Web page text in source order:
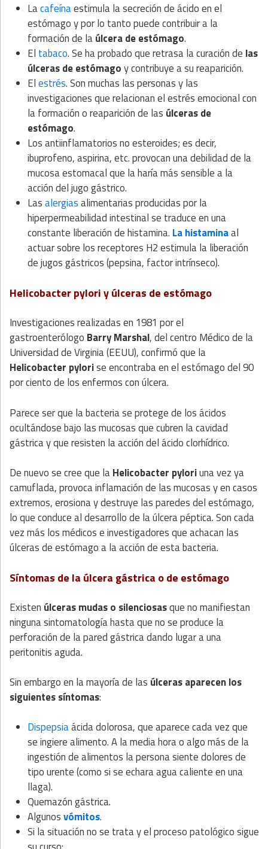
Lacafeínaestimula la secreción de ácido en el
estómago y por lo tanto puede contribuir a la
formación de laúlcera de estómago.
El tabaco. Se ha probado que retrasa la curación de las
úlceras de estómagoy contribuye a su reaparición.
Elestrés. Son muchas las personas y las
investigaciones que relacionan el estrés emocional con
la formación o reaparición de las úlceras de
estómago.
Los antiinflamatorios no esteroides; es decir,
ibuprofeno, aspirina, etc. provocan una debilidad de la
mucosa estomacal que la haría más sensible a la
acción del jugo gástrico.
Lasalergiasalimentarias producidas por la
hiperpermeabilidad intestinal se traduce en una
constante liberación de histamina. La histaminaal
actuar sobre los receptores H2 estimula la liberación
de jugos gástricos (pepsina, factor intrínseco).
Helicobacter pylori y úlceras de estómago
Investigaciones realizadas en 1981 por el
gastroenterólogo Barry Marshal, del centro Médico de la
Universidad de Virginia (EEUU), confirmó que la
Helicobacter pylorise encontraba en el estómago del 90
por ciento de los enfermos con úlcera.
Parece ser que la bacteria se protege de los ácidos
ocultándose bajo las mucosas que cubren la cavidad
gástrica y que resisten la acción del ácido clorhídrico.
De nuevo se cree que laHelicobacter pyloriuna vez ya
camuflada, provoca inflamación de las mucosas y en casos
extremos, erosiona y destruye las paredes del estómago,
lo que conduce al desarrollo de la úlcera péptica. Son cada
vez más los médicos e investigadores que achacan las
úlceras de estómago a la acción de esta bacteria.
Síntomas de la úlcera gástrica o de estómago
Existen úlceras mudas o silenciosasque no manifiestan
ninguna sintomatología hasta que no se produce la
perforación de la pared gástrica dando lugar a una
peritonitis aguda.
Sin embargo en la mayoría de las úlceras aparecen los
siguientes síntomas:
Dispepsiaácida dolorosa, que aparece cada vez que
se ingiere alimento. A la media hora o algo más de la
ingestión de alimentos la persona siente dolores de
tipo urente (como si se echara agua caliente en una
llaga).
Quemazón gástrica.
Algunosvómitos.
Si la situación no se trata y el proceso patológico sigue